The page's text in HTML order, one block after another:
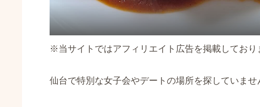
※当サイトではアフィリエイト広告を掲載しており
仙台で特別な女子会やデートの場所を探していませ